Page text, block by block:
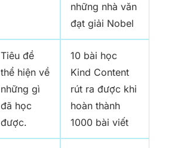
những nhà văn
đạt giải Nobel
Tiêu đề
thể hiện về
những gì
đã học
được.
10 bài học
Kind Content
rút ra được khi
hoàn thành
1000 bài viết